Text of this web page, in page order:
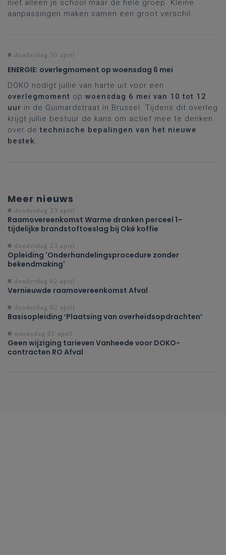
niet alleen je school maar de hele groep. Kleine
aanpassingen maken samen een groot verschil.
donderdag 30 april
ENERGIE: overlegmoment op woensdag 6 mei
DOKO nodigt jullie van harte uit voor een
overlegmoment op woensdag 6 mei van 10 tot 12
uur in de Guimardstraat in Brussel. Tijdens dit overleg
krijgt jullie bestuur de kans om actief mee te denken
over de technische bepalingen van het nieuwe
bestek.
Meer nieuws
donderdag 23 april
Raamovereenkomst Warme dranken perceel 1–
tijdelijke brandstoftoeslag bij Oké koffie
donderdag 23 april
Opleiding 'Onderhandelingsprocedure zonder
bekendmaking'
donderdag 02 april
Vernieuwde raamovereenkomst Afval
donderdag 02 april
Basisopleiding ‘Plaatsing van overheidsopdrachten’
woensdag 01 april
Geen wijziging tarieven Vanheede voor DOKO-
contracten RO Afval